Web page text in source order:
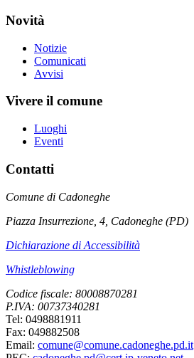
Novità
Notizie
Comunicati
Avvisi
Vivere il comune
Luoghi
Eventi
Contatti
Comune di Cadoneghe
Piazza Insurrezione, 4, Cadoneghe (PD)
Dichiarazione di Accessibilità
Whistleblowing
Codice fiscale: 80008870281
P.IVA: 00737340281
Tel: 0498881911
Fax: 049882508
Email: comune@comune.cadoneghe.pd.it